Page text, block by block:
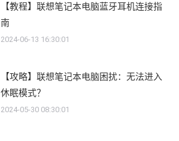
【教程】联想笔记本电脑蓝牙耳机连接指
南
2024-06-13 16:30:01
【攻略】联想笔记本电脑困扰：无法进入
休眠模式？
2024-05-30 08:30:01